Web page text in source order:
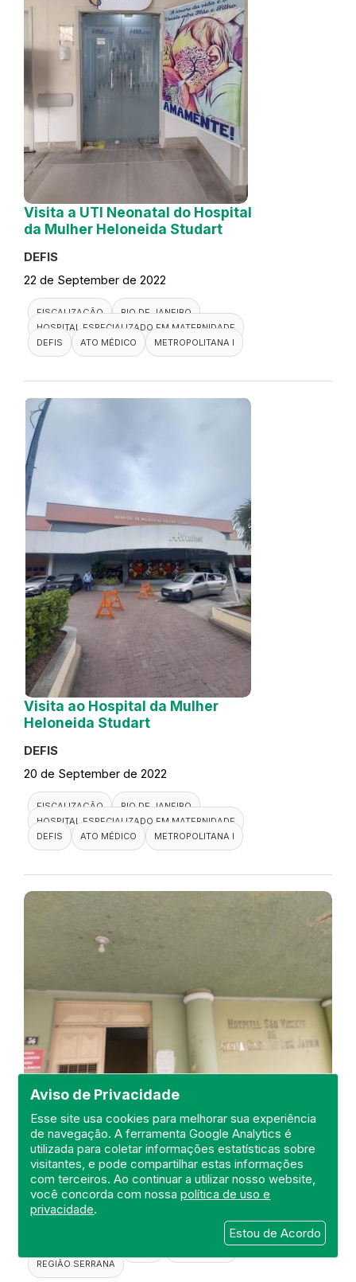
Aviso de Privacidade
Esse site usa cookies para melhorar sua experiência
de navegação. A ferramenta Google Analytics é
utilizada para coletar informações estatísticas sobre
visitantes, e pode compartilhar estas informações
com terceiros. Ao continuar a utilizar nosso website,
você concorda com nossapolítica de uso e
privacidade.
Estou de Acordo
Visita a UTI Neonatal do Hospital
da Mulher Heloneida Studart
DEFIS
22 de September de 2022
FISCALIZAÇÃO
RIO DE JANEIRO
HOSPITAL ESPECIALIZADO EM MATERNIDADE
DEFIS
ATO MÉDICO METROPOLITANA I
Visita ao Hospital da Mulher
Heloneida Studart
DEFIS
20 de September de 2022
FISCALIZAÇÃO
RIO DE JANEIRO
HOSPITAL ESPECIALIZADO EM MATERNIDADE
DEFIS
ATO MÉDICO METROPOLITANA I
Visita a Maternidade do Hospital
Dr. Celso Erthal
DEFIS
20 de September de 2022
ATO MÉDICO
REGIÃO SERRANA